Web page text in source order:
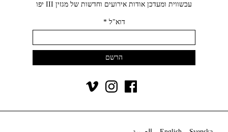
עכשווית ומעדכן אודות אירועים וחדשות של מגזין III יפו‬
דוא"ל*